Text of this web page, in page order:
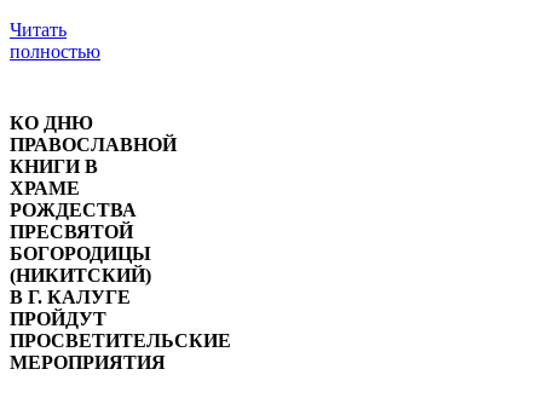
Читать
полностью
КО ДНЮ
ПРАВОСЛАВНОЙ
КНИГИ В
ХРАМЕ
РОЖДЕСТВА
ПРЕСВЯТОЙ
БОГОРОДИЦЫ
(НИКИТСКИЙ)
В Г. КАЛУГЕ
ПРОЙДУТ
ПРОСВЕТИТЕЛЬСКИЕ
МЕРОПРИЯТИЯ